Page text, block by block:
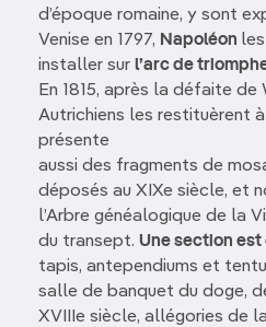
d’époque romaine, y sont
Venise en 1797, Napoléon
installer sur l’arc de
En 1815, après la défaite
Autrichiens les restituèrent à
présente
aussi des fragments de
déposés au XIXe siècle, et
l’Arbre généalogique de la
du transept. Une section
tapis, antependiums et
salle de banquet du doge,
XVIIIe siècle, allégories de